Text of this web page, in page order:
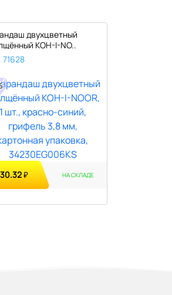
двухцветный
KOH-I-NO..
71628
₽ НА СКЛАДЕ